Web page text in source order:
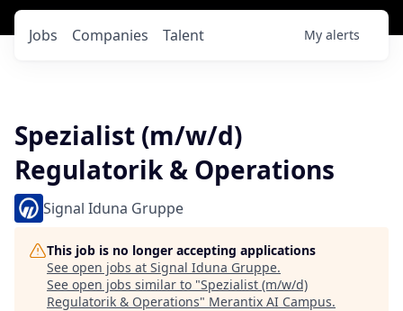
Jobs Companies Talent My alerts
Spezialist (m/w/d)
Regulatorik & Operations
Signal Iduna Gruppe
This job is no longer accepting applications
See open jobs at Signal Iduna Gruppe.
See open jobs similar to "Spezialist (m/w/d)
Regulatorik & Operations" Merantix AI Campus.